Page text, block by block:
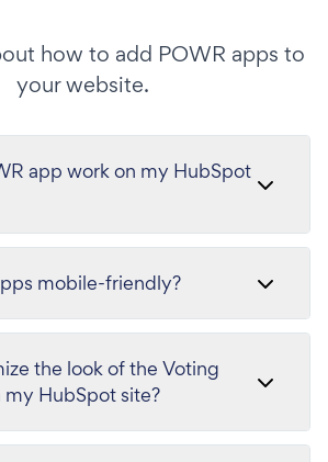
how to add POWR apps to
your website.
app work on my HubSpot
mobile-friendly?
the look of the Voting
my HubSpot site?